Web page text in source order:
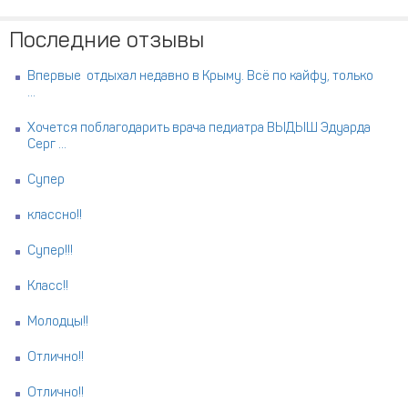
Последние отзывы
Впервые отдыхал недавно в Крыму. Всё по кайфу, только
...
Хочется поблагодарить врача педиатра ВЫДЫШ Эдуарда
Серг ...
Супер
классно!!
Супер!!!
Класс!!
Молодцы!!
Отлично!!
Отлично!!